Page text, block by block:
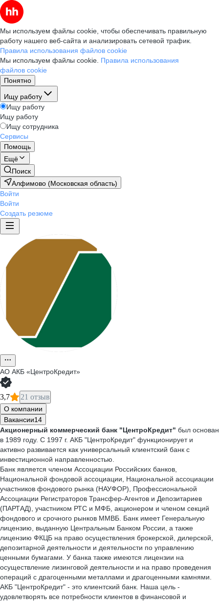
Мы используем файлы cookie, чтобы обеспечивать правильную
работу нашего веб-сайта и анализировать сетевой трафик.
Правила использования файлов cookie
Мы используем файлы cookie. Правила использования
файлов cookie
Понятно
Ищу работу
Ищу работу
Ищу работу
Ищу сотрудника
Сервисы
Помощь
Ещё
Поиск
Алфимово (Московская область)
Войти
Войти
Создать резюме
АО АКБ «ЦентроКредит»
3,7 21 отзыв
О компании
Вакансии14
Акционерный коммерческий банк "ЦентроКредит" был основан
в 1989 году. С 1997 г. АКБ "ЦентроКредит" функционирует и
активно развивается как универсальный клиентский банк с
инвестиционной направленностью.
Банк является членом Ассоциации Российских банков,
Национальной фондовой ассоциации, Национальной ассоциации
участников фондового рынка (НАУФОР), Профессиональной
Ассоциации Регистраторов Трансфер-Агентов и Депозитариев
(ПАРТАД), участником РТС и МФБ, акционером и членом секций
фондового и срочного рынков ММВБ. Банк имеет Генеральную
лицензию, выданную Центральным Банком России, а также
лицензию ФКЦБ на право осуществления брокерской, дилерской,
депозитарной деятельности и деятельности по управлению
ценными бумагами. У банка также имеются лицензии на
осуществление лизинговой деятельности и на право проведения
операций с драгоценными металлами и драгоценными камнями.
АКБ "ЦентроКредит" - это клиентский банк. Наша цель -
удовлетворять все потребности клиентов в финансовой и